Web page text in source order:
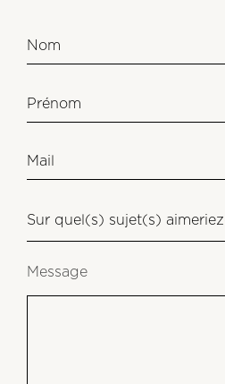
Message